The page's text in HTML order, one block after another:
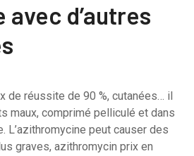
d’autres
de réussite de 90 %, cutanées… il
maux, comprimé pelliculé et dans
L’azithromycine peut causer des
graves, azithromycin prix en